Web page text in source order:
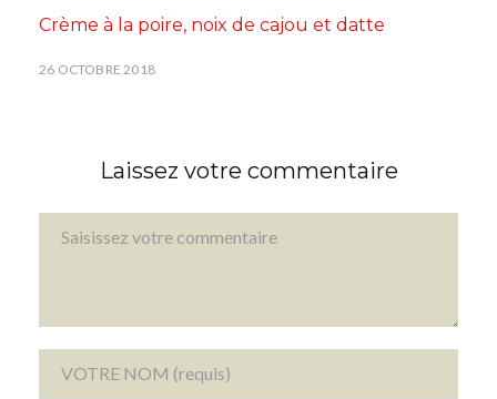
Crème à la poire, noix de cajou et datte
26 OCTOBRE 2018
Laissez votre commentaire